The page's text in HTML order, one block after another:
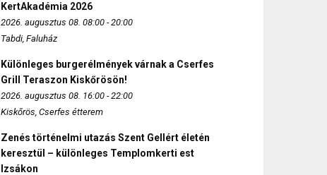
KertAkadémia 2026
2026. augusztus 08. 08:00 - 20:00
Tabdi, Faluház
Különleges burgerélmények várnak a Cserfes
Grill Teraszon Kiskőrösön!
2026. augusztus 08. 16:00 - 22:00
Kiskőrös, Cserfes étterem
Zenés történelmi utazás Szent Gellért életén
keresztül – különleges Templomkerti est
Izsákon